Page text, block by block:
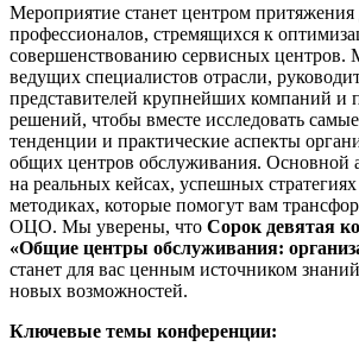
Мероприятие станет центром притяжения
профессионалов, стремящихся к
совершенствованию сервисных центров.
ведущих специалистов отрасли,
представителей крупнейших компаний и
решений, чтобы вместе исследовать
тенденции и практические аспекты
общих центров обслуживания. Основной
на реальных кейсах, успешных
методиках, которые помогут вам
ОЦО. Мы уверены, что Сорок девятая
«Общие центры обслуживания:
станет для вас ценным источником
новых возможностей.
Ключевые темы конференции: